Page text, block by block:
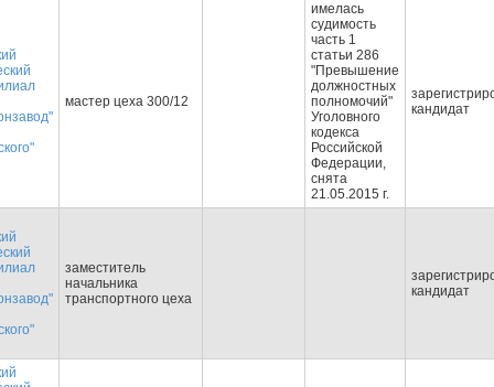
мастер цеха 300/12
имелась
судимость
часть 1
статьи 286
"Превышение
должностных
полномочий"
Уголовного
кодекса
Российской
Федерации,
снята
21.05.2015 г.
кандидат
заместитель
начальника
транспортного цеха
кандидат